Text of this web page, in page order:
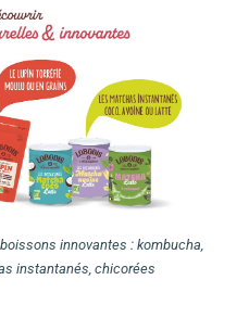
innovantes : kombucha,
instantanés, chicorées